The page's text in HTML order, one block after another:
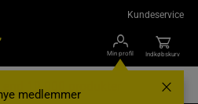
Kundeservice
Min profil
medlemmer
Indkøbskurv